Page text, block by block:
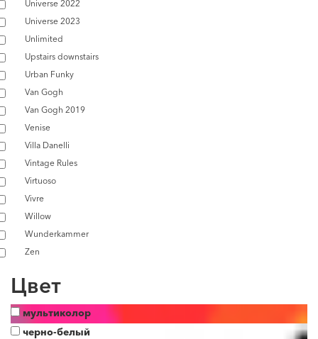
Universe 2022
Universe 2023
Unlimited
Upstairs downstairs
Urban Funky
Van Gogh
Van Gogh 2019
Venise
Villa Danelli
Vintage Rules
Virtuoso
Vivre
Willow
Wunderkammer
Zen
Цвет
мультиколор
черно-белый